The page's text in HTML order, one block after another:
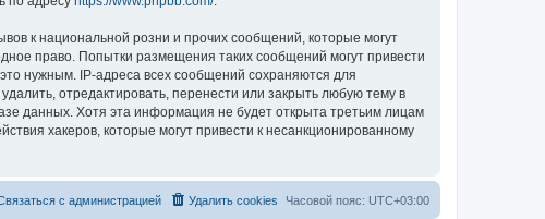
к национальной розни и прочих сообщений, которые могут
право. Попытки размещения таких сообщений могут привести
нужным. IP-адреса всех сообщений сохраняются для
отредактировать, перенести или закрыть любую тему в
данных. Хотя эта информация не будет открыта третьим лицам
хакеров, которые могут привести к несанкционированному
Часовой пояс: UTC+03:00
Удалить cookies
с администрацией